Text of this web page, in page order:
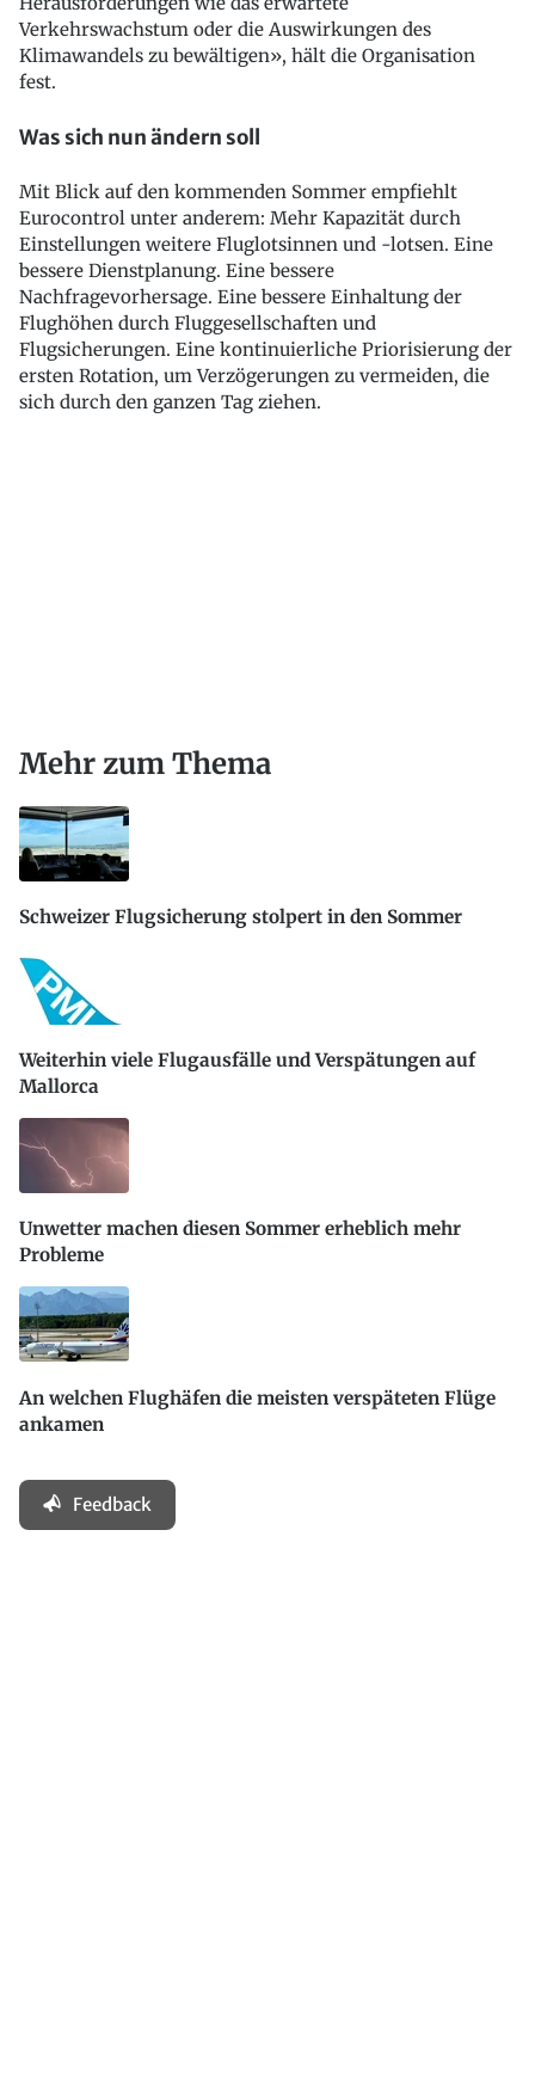
Verkehrswachstum oder die Auswirkungen des
Klimawandels zu bewältigen», hält die Organisation
fest.
Was sich nun ändern soll
Mit Blick auf den kommenden Sommer empfiehlt
Eurocontrol unter anderem: Mehr Kapazität durch
Einstellungen weitere Fluglotsinnen und -lotsen. Eine
bessere Dienstplanung. Eine bessere
Nachfragevorhersage. Eine bessere Einhaltung der
Flughöhen durch Fluggesellschaften und
Flugsicherungen. Eine kontinuierliche Priorisierung der
ersten Rotation, um Verzögerungen zu vermeiden, die
sich durch den ganzen Tag ziehen.
Mehr zum Thema
Schweizer Flugsicherung stolpert in den Sommer
Weiterhin viele Flugausfälle und Verspätungen auf
Mallorca
Unwetter machen diesen Sommer erheblich mehr
Probleme
An welchen Flughäfen die meisten verspäteten Flüge
ankamen
Feedback